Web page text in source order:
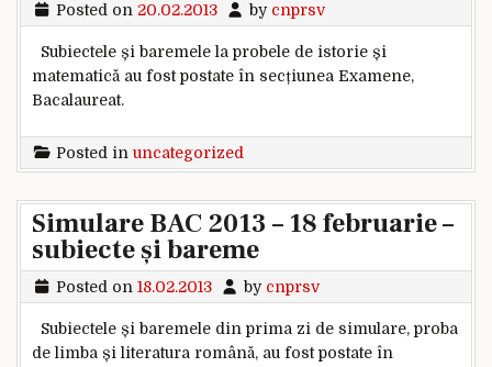
Posted on 20.02.2013 by cnprsv
Subiectele și baremele la probele de istorie și
matematică au fost postate în secțiunea Examene,
Bacalaureat.
Posted in uncategorized
Simulare BAC 2013 – 18 februarie –
subiecte și bareme
Posted on 18.02.2013 by cnprsv
Subiectele și baremele din prima zi de simulare, proba
de limba și literatura română, au fost postate în